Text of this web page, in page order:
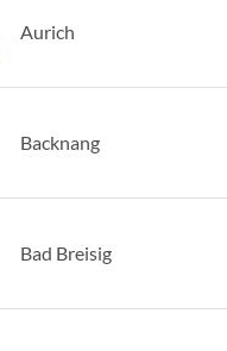
Aurich
Backnang
Bad Breisig